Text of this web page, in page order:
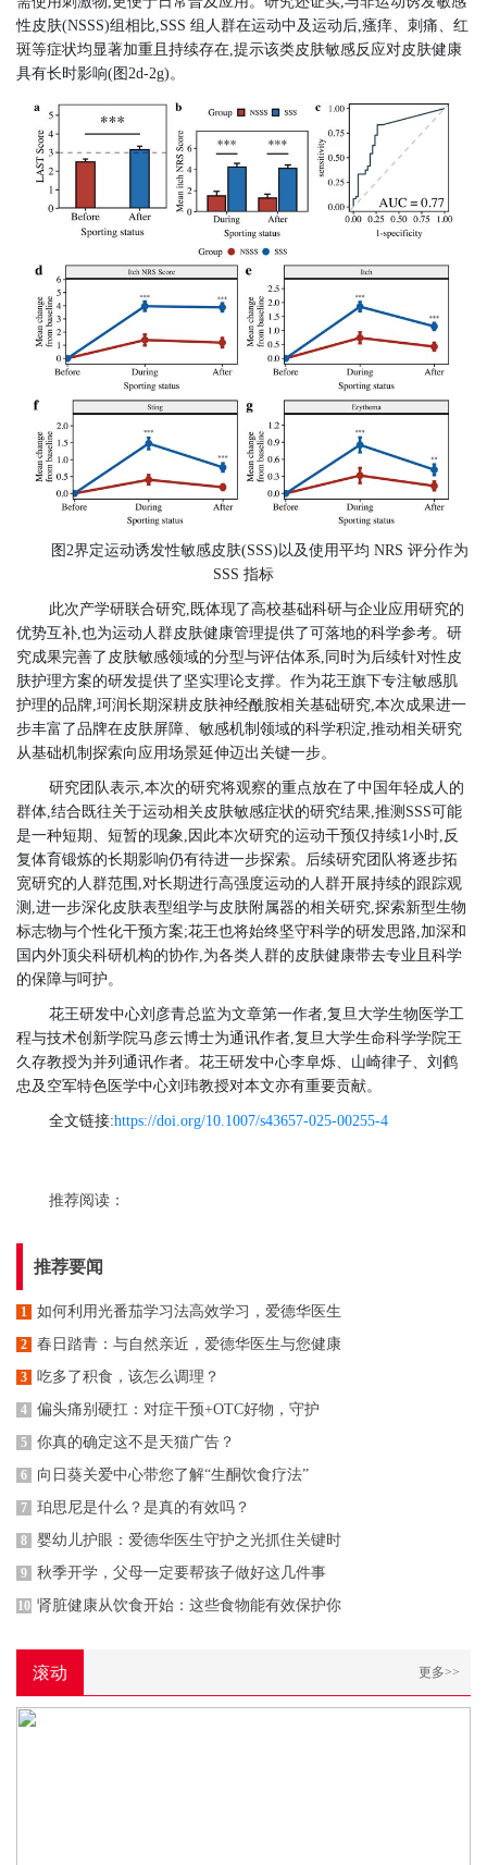
性皮肤(NSSS)组相比,SSS 组人群在运动中及运动后,瘙痒、刺痛、红
斑等症状均显著加重且持续存在,提示该类皮肤敏感反应对皮肤健康
具有长时影响(图2d-2g)。
图2界定运动诱发性敏感皮肤(SSS)以及使用平均 NRS 评分作为
SSS 指标
此次产学研联合研究,既体现了高校基础科研与企业应用研究的
优势互补,也为运动人群皮肤健康管理提供了可落地的科学参考。研
究成果完善了皮肤敏感领域的分型与评估体系,同时为后续针对性皮
肤护理方案的研发提供了坚实理论支撑。作为花王旗下专注敏感肌
护理的品牌,珂润长期深耕皮肤神经酰胺相关基础研究,本次成果进一
步丰富了品牌在皮肤屏障、敏感机制领域的科学积淀,推动相关研究
从基础机制探索向应用场景延伸迈出关键一步。
研究团队表示,本次的研究将观察的重点放在了中国年轻成人的
群体,结合既往关于运动相关皮肤敏感症状的研究结果,推测SSS可能
是一种短期、短暂的现象,因此本次研究的运动干预仅持续1小时,反
复体育锻炼的长期影响仍有待进一步探索。后续研究团队将逐步拓
宽研究的人群范围,对长期进行高强度运动的人群开展持续的跟踪观
测,进一步深化皮肤表型组学与皮肤附属器的相关研究,探索新型生物
标志物与个性化干预方案;花王也将始终坚守科学的研发思路,加深和
国内外顶尖科研机构的协作,为各类人群的皮肤健康带去专业且科学
的保障与呵护。
花王研发中心刘彦青总监为文章第一作者,复旦大学生物医学工
程与技术创新学院马彦云博士为通讯作者,复旦大学生命科学学院王
久存教授为并列通讯作者。花王研发中心李阜烁、山崎律子、刘鹤
忠及空军特色医学中心刘玮教授对本文亦有重要贡献。
全文链接:https://doi.org/10.1007/s43657-025-00255-4
推荐阅读：
推荐要闻
1 如何利用光番茄学习法高效学习，爱德华医生
2 春日踏青：与自然亲近，爱德华医生与您健康
3 吃多了积食，该怎么调理？
4 偏头痛别硬扛：对症干预+OTC好物，守护
5 你真的确定这不是天猫广告？
6 向日葵关爱中心带您了解“生酮饮食疗法”
7 珀思尼是什么？是真的有效吗？
8 婴幼儿护眼：爱德华医生守护之光抓住关键时
9 秋季开学，父母一定要帮孩子做好这几件事
10 肾脏健康从饮食开始：这些食物能有效保护你
滚动 更多>>